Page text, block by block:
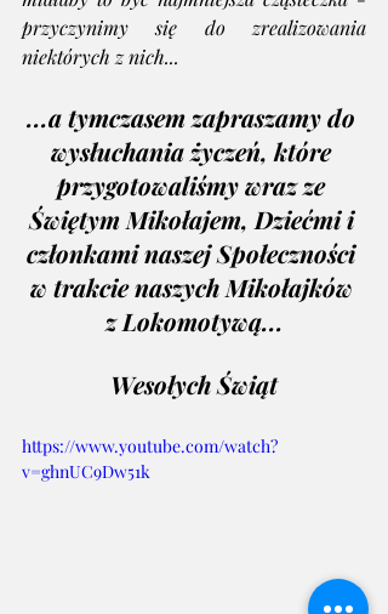
przyczynimy się do zrealizowania
niektórych z nich...
...a tymczasem zapraszamy do
wysłuchania życzeń, które
przygotowaliśmy wraz ze
Świętym Mikołajem, Dziećmi i
członkami naszej Społeczności
w trakcie naszych Mikołajków
z Lokomotywą...
Wesołych Świąt
https://www.youtube.com/watch?
v=ghnUC9Dw51k